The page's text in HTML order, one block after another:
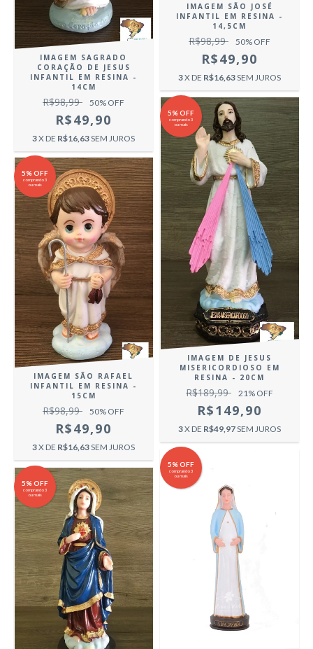
IMAGEM SAGRADO
CORAÇÃO DE JESUS
INFANTIL EM RESINA -
14CM
R$98,99 50% OFF
R$49,90
3X DE R$16,63SEM JUROS
IMAGEM SÃO JOSÉ
INFANTIL EM RESINA -
14,5CM
R$98,99 50% OFF
R$49,90
3X DE R$16,63SEM JUROS
5% OFF
comprando 3
ou mais
IMAGEM SÃO RAFAEL
INFANTIL EM RESINA -
15CM
R$98,99 50% OFF
R$49,90
3X DE R$16,63SEM JUROS
5% OFF
comprando 3
ou mais
IMAGEM DE JESUS
MISERICORDIOSO EM
RESINA - 20CM
R$189,99 21 % OFF
R$149,90
3X DE R$49,97SEM JUROS
5% OFF
comprando 3
ou mais
5% OFF
comprando 3
ou mais